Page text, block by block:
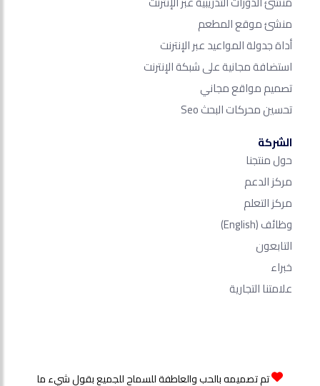
منشئ موقع المطعم
أداة جدولة المواعيد عبر الإنترنت
استضافة مجانية على شبكة الإنترنت
تصميم مواقع مجاني
تحسين محركات البحث Seo​
الشركة
حول منتجنا
مركز الدعم
مركز التعلم
وظائف(English)
التابعون
خبراء
علامتنا التجارية
تم تصميمه بالحب والعاطفة للسماح للجميع بقول شيء ما